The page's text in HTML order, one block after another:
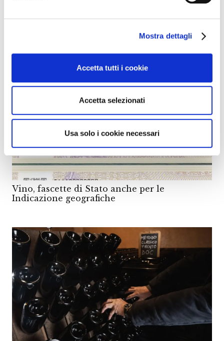
Mostra dettagli
Accetta tutti i cookie
Accetta selezionati
Usa solo i cookie necessari
dell’attracco della “Amerigo Vespucci”
Vino, fascette di Stato anche per le
Indicazione geografiche